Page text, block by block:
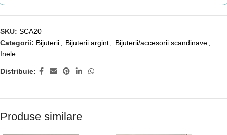
SKU: SCA20
Categorii: Bijuterii Bijuterii argint Bijuterii/accesorii scandinave
Inele
Distribuie:
Produse similare